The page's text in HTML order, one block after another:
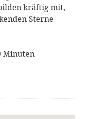
kräftig mit,
Sterne
Minuten